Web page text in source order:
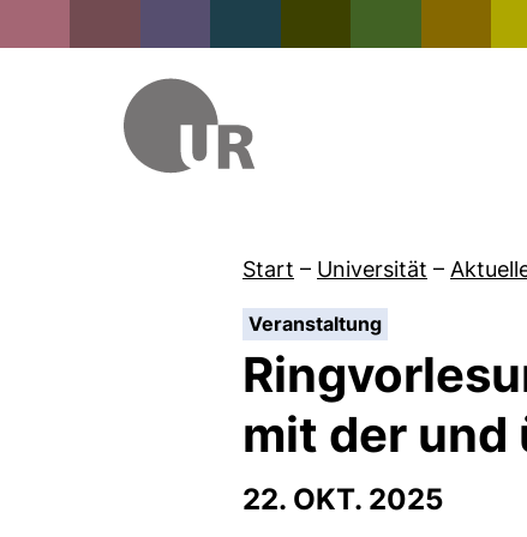
Start – Universität –
Veranstaltung:
mit der und
22. OKT. 2025